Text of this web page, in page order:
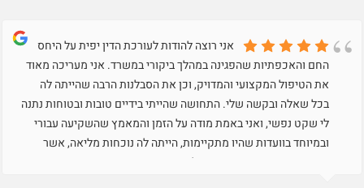
אני רוצה להודות לעורכת הדין יפית על היחס
החם והאכפתיות שהפגינה במהלך ביקורי במשרד. אני מעריכה מאוד
את הטיפול המקצועי והמדויק, וכן את הסבלנות הרבה שהייתה לה
בכל שאלה ובקשה שלי. התחושה שהייתי בידיים טובות ובטוחות נתנה
לי שקט נפשי, ואני באמת מודה על הזמן והמאמץ שהשקיעה עבורי
ובמיוחד בוועדות שהיו מתקיימות, הייתה לה נוכחות מליאה, אשר
דיברה והעמידה את העמדה שלי בצורה מצויינת ומאוד